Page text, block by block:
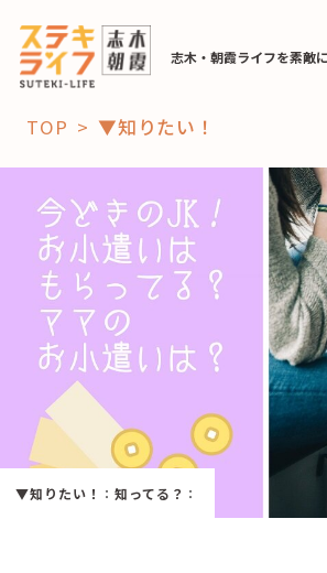
志木・朝霞ライフを素敵に
「コト」
子育て
おすすめ
スポット
「場」
HAREL
TOP ▼知りたい！
▼知りたい！ ：知ってる？ ：